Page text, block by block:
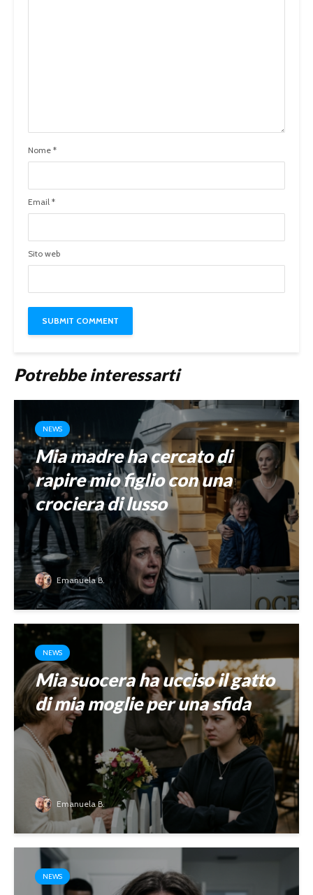
Nome *
Email *
Sito web
Potrebbe interessarti
NEWS
Mia madre ha cercato di
rapire mio figlio con una
crociera di lusso
Emanuela B.
NEWS
Mia suocera ha ucciso il gatto
di mia moglie per una sfida
Emanuela B.
NEWS